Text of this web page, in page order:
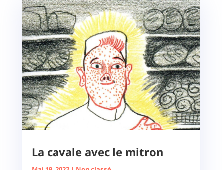
La cavale avec le mitron